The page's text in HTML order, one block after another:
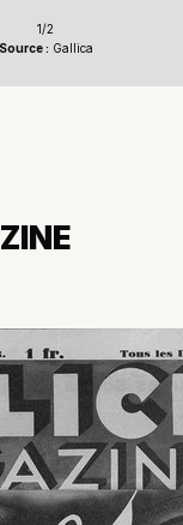
1/2
Source : Gallica